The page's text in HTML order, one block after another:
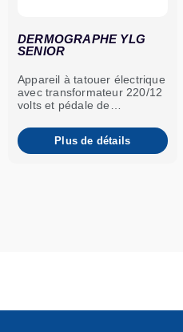
DERMOGRAPHE YLG
SENIOR
Appareil à tatouer électrique
avec transformateur 220/12
volts et pédale de
Plus de détails